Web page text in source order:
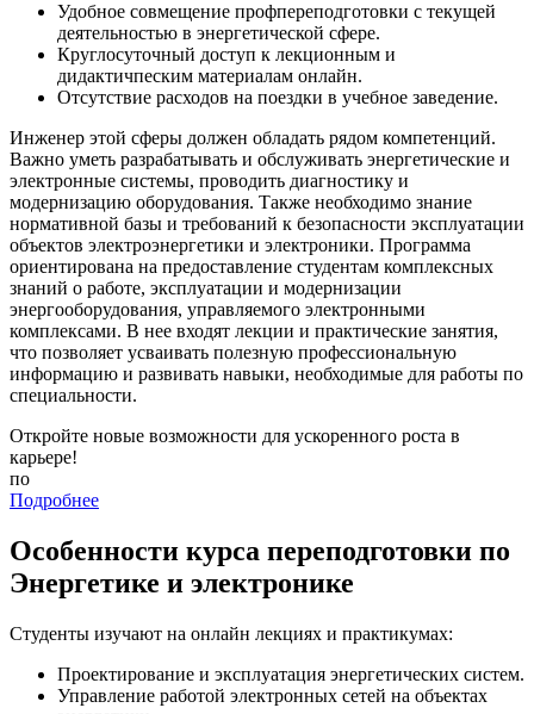
Удобное совмещение профпереподготовки с текущей
деятельностью в энергетической сфере.
Круглосуточный доступ к лекционным и
дидактичпеским материалам онлайн.
Отсутствие расходов на поездки в учебное заведение.
Инженер этой сферы должен обладать рядом компетенций.
Важно уметь разрабатывать и обслуживать энергетические и
электронные системы, проводить диагностику и
модернизацию оборудования. Также необходимо знание
нормативной базы и требований к безопасности эксплуатации
объектов электроэнергетики и электроники. Программа
ориентирована на предоставление студентам комплексных
знаний о работе, эксплуатации и модернизации
энергооборудования, управляемого электронными
комплексами. В нее входят лекции и практические занятия,
что позволяет усваивать полезную профессиональную
информацию и развивать навыки, необходимые для работы по
специальности.
Откройте новые возможности для ускоренного роста в
карьере!
по
Подробнее
Особенности курса переподготовки по
Энергетике и электронике
Студенты изучают на онлайн лекциях и практикумах:
Проектирование и эксплуатация энергетических систем.
Управление работой электронных сетей на объектах